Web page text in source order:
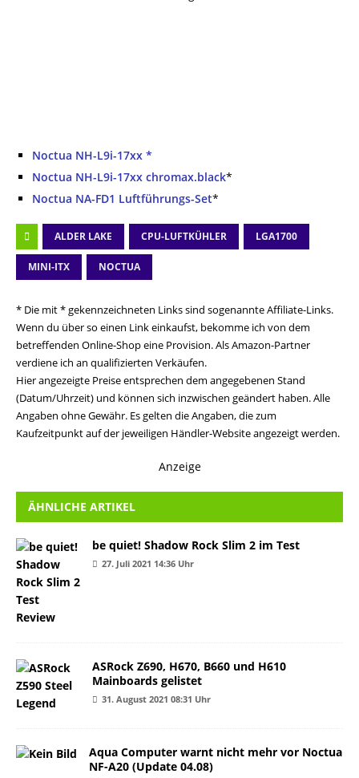
Noctua NH-L9i-17xx *
Noctua NH-L9i-17xx chromax.black*
Noctua NA-FD1 Luftführungs-Set*
ALDER LAKE CPU-LUFTKÜHLER LGA1700
MINI-ITX NOCTUA
* Die mit * gekennzeichneten Links sind sogenannte Affiliate-Links.
Wenn du über so einen Link einkaufst, bekomme ich von dem
betreffenden Online-Shop eine Provision. Als Amazon-Partner
verdiene ich an qualifizierten Verkäufen.
Hier angezeigte Preise entsprechen dem angegebenen Stand
(Datum/Uhrzeit) und können sich inzwischen geändert haben. Alle
Angaben ohne Gewähr. Es gelten die Angaben, die zum
Kaufzeitpunkt auf der jeweiligen Händler-Website angezeigt werden.
Anzeige
ÄHNLICHE ARTIKEL
be quiet! Shadow Rock Slim 2 im Test
27. Juli 2021 14:36 Uhr
ASRock Z690, H670, B660 und H610
Mainboards gelistet
31. August 2021 08:31 Uhr
Aqua Computer warnt nicht mehr vor Noctua
NF-A20 (Update 04.08)